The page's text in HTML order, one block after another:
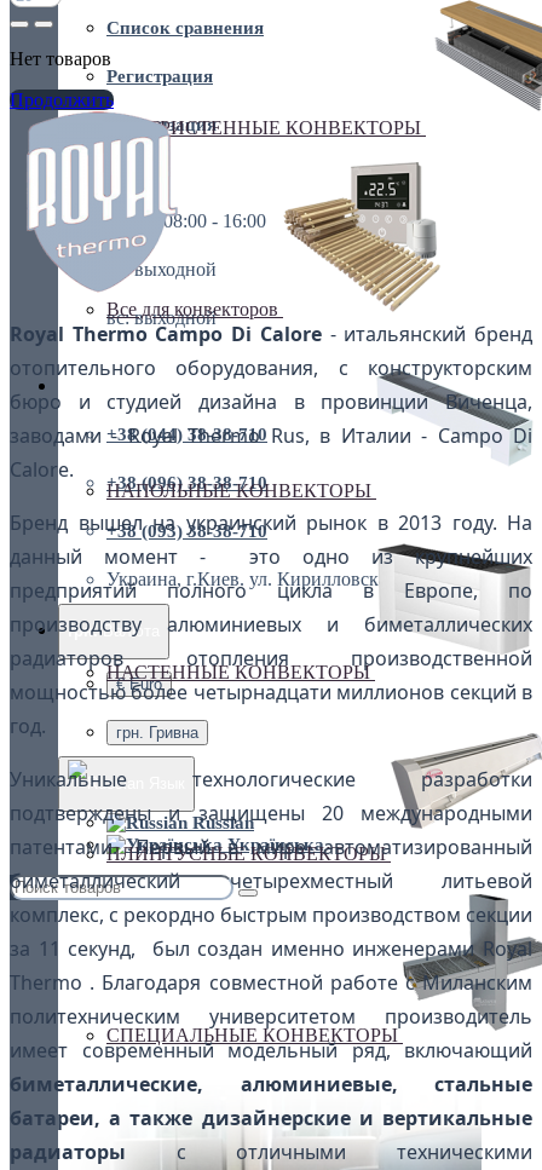
Список сравнения
Регистрация
Авторизация
пн-пт: 08:00 - 16:00
сб: выходной
вс: выходной
+38 (044) 38-38-710
+38 (044) 38-38-710
+38 (096) 38-38-710
+38 (093) 38-38-710
Украина, г.Киев. ул. Кирилловская,160А
грн. Валюта
€ Euro
грн. Гривна
Russian
Українська
ВНУТРИСТЕННЫЕ КОНВЕКТОРЫ
Все для конвекторов
НАПОЛЬНЫЕ КОНВЕКТОРЫ
НАСТЕННЫЕ КОНВЕКТОРЫ
ПЛИНТУСНЫЕ КОНВЕКТОРЫ
СПЕЦИАЛЬНЫЕ КОНВЕКТОРЫ
Нет товаров
Продолжить
Royal Thermo Campo Di Calore- итальянский бренд
отопительного оборудования, с конструкторским
бюро и студией дизайна в провинции Виченца,
заводами - Royal Thermo Rus, в Италии - Campo Di
Calore.
Бренд вышел на украинский рынок в 2013 году. На
данный момент - это одно из крупнейших
предприятий полного цикла в Европе, по
производству алюминиевых и биметаллических
радиаторов отопления производственной
мощностью более четырнадцати миллионов секций в
год.
Уникальные технологические разработки
подтверждены и защищены 20 международными
патентами. Первый в мире автоматизированный
биметаллический четырехместный литьевой
комплекс, с рекордно быстрым производством секции
за 11 секунд, был создан именно инженерами Royal
Thermo . Благодаря совместной работе с Миланским
политехническим университетом производитель
имеет современный модельный ряд, включающий
биметаллические, алюминиевые, стальные
батареи, а также дизайнерские и вертикальные
радиаторыс отличными техническими